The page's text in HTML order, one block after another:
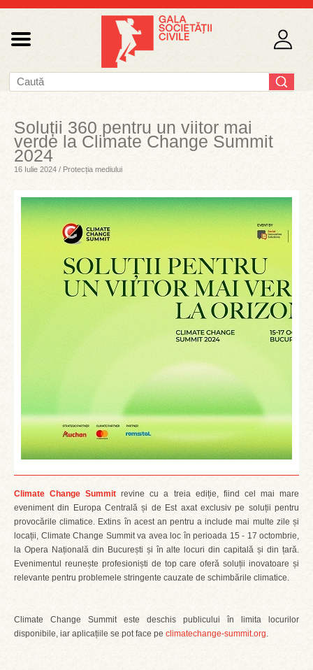
Soluții 360 pentru un viitor mai
verde la Climate Change Summit
2024
16 Iulie 2024 / Protecția mediului
Climate Change Summit revine cu a treia ediție, fiind cel mai mare
eveniment din Europa Centrală și de Est axat exclusiv pe soluții pentru
provocările climatice. Extins în acest an pentru a include mai multe zile și
locații, Climate Change Summit va avea loc în perioada 15 - 17 octombrie,
la Opera Națională din București și în alte locuri din capitală și din țară.
Evenimentul reunește profesioniști de top care oferă soluții inovatoare și
relevante pentru problemele stringente cauzate de schimbările climatice.
Climate Change Summit este deschis publicului în limita locurilor
disponibile, iar aplicațiile se pot face pe climatechange-summit.org.